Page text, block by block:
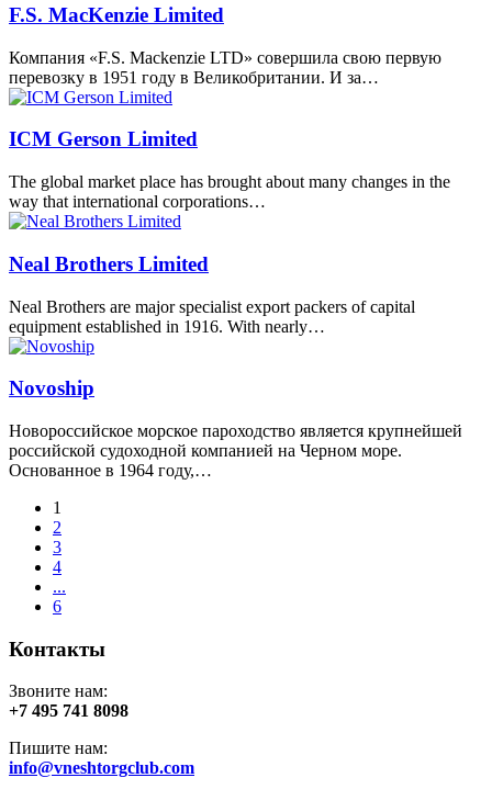
F.S. MacKenzie Limited
Компания «F.S. Mackenzie LTD» совершила свою первую
перевозку в 1951 году в Великобритании. И за…
ICM Gerson Limited
The global market place has brought about many changes in the
way that international corporations…
Neal Brothers Limited
Neal Brothers are major specialist export packers of capital
equipment established in 1916. With nearly…
Novoship
Новороссийское морское пароходство является крупнейшей
российской судоходной компанией на Черном море.
Основанное в 1964 году,…
1
2
3
4
...
6
Контакты
Звоните нам:
+7 495 741 8098
Пишите нам:
info@vneshtorgclub.com